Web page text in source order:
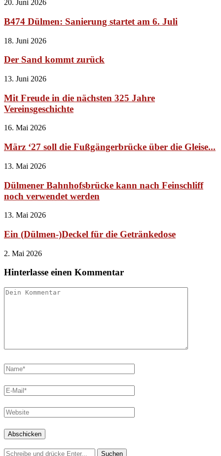
20. Juni 2026
B474 Dülmen: Sanierung startet am 6. Juli
18. Juni 2026
Der Sand kommt zurück
13. Juni 2026
Mit Freude in die nächsten 325 Jahre
Vereinsgeschichte
16. Mai 2026
März ‘27 soll die Fußgängerbrücke über die Gleise...
13. Mai 2026
Dülmener Bahnhofsbrücke kann nach Feinschliff
noch verwendet werden
13. Mai 2026
Ein (Dülmen-)Deckel für die Getränkedose
2. Mai 2026
Hinterlasse einen Kommentar